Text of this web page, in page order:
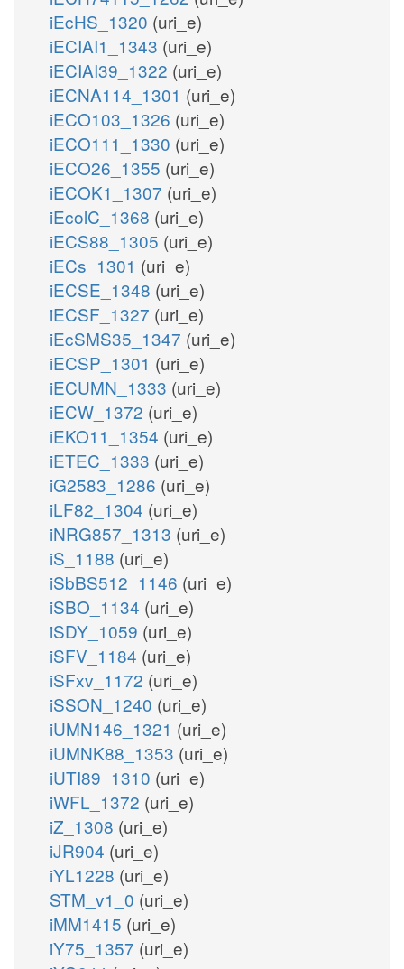
iEcHS_1320 (uri_e)
iECIAI1_1343 (uri_e)
iECIAI39_1322 (uri_e)
iECNA114_1301 (uri_e)
iECO103_1326 (uri_e)
iECO111_1330 (uri_e)
iECO26_1355 (uri_e)
iECOK1_1307 (uri_e)
iEcolC_1368 (uri_e)
iECS88_1305 (uri_e)
iECs_1301 (uri_e)
iECSE_1348 (uri_e)
iECSF_1327 (uri_e)
iEcSMS35_1347 (uri_e)
iECSP_1301 (uri_e)
iECUMN_1333 (uri_e)
iECW_1372 (uri_e)
iEKO11_1354 (uri_e)
iETEC_1333 (uri_e)
iG2583_1286 (uri_e)
iLF82_1304 (uri_e)
iNRG857_1313 (uri_e)
iS_1188 (uri_e)
iSbBS512_1146 (uri_e)
iSBO_1134 (uri_e)
iSDY_1059 (uri_e)
iSFV_1184 (uri_e)
iSFxv_1172 (uri_e)
iSSON_1240 (uri_e)
iUMN146_1321 (uri_e)
iUMNK88_1353 (uri_e)
iUTI89_1310 (uri_e)
iWFL_1372 (uri_e)
iZ_1308 (uri_e)
iJR904 (uri_e)
iYL1228 (uri_e)
STM_v1_0 (uri_e)
iMM1415 (uri_e)
iY75_1357 (uri_e)